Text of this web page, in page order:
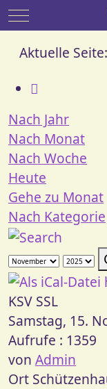
Mobile Menu
Aktuelle Seite:
Nach Jahr
Nach Monat
Nach Woche
Heute
Gehe zu Monat
Nach Kategorie
KSV SSL
Samstag, 15.
Aufrufe : 1359
von Admin
Ort